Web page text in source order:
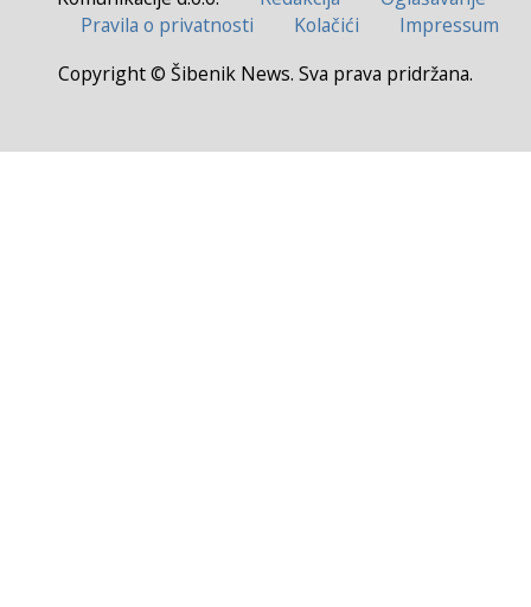
Pravila o privatnosti
Kolačići
Impressum
Copyright © Šibenik News. Sva prava pridržana.